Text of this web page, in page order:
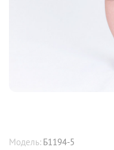
Модель: Б1194-5